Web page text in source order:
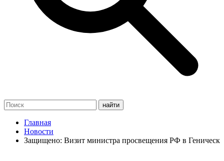
Главная
Новости
Защищено: Визит министра просвещения РФ в Геническ